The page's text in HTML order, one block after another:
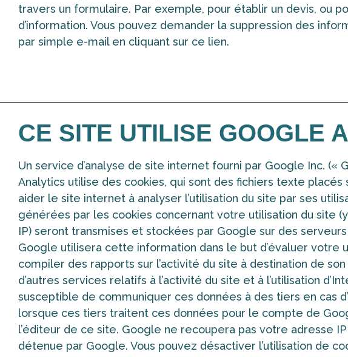
travers un formulaire. Par exemple, pour établir un devis, ou
d’information. Vous pouvez demander la suppression des
par simple e-mail en cliquant sur ce lien.
CE SITE UTILISE GOOGLE
Un service d’analyse de site internet fourni par Google Inc. («
Analytics utilise des cookies, qui sont des fichiers texte placés
aider le site internet à analyser l’utilisation du site par ses
générées par les cookies concernant votre utilisation du site
IP) seront transmises et stockées par Google sur des serveurs
Google utilisera cette information dans le but d’évaluer votre
compiler des rapports sur l’activité du site à destination de
d’autres services relatifs à l’activité du site et à l’utilisation
susceptible de communiquer ces données à des tiers en cas
lorsque ces tiers traitent ces données pour le compte de
l’éditeur de ce site. Google ne recoupera pas votre adresse
détenue par Google. Vous pouvez désactiver l’utilisation de